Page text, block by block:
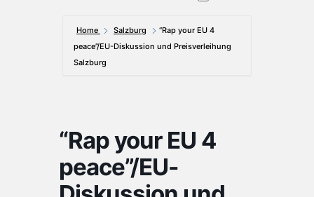
Home Salzburg
“Rap your EU 4
peace”/EU-Diskussion und Preisverleihung
Salzburg
“Rap your EU 4
peace”/EU-